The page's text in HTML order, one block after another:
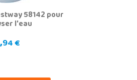
58142 pour
l'eau
94 €